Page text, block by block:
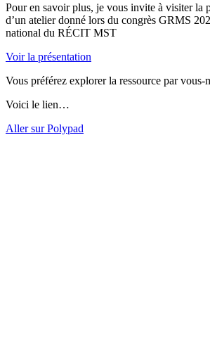
Pour en savoir plus, je vous invite à visiter la
d’un atelier donné lors du congrès GRMS
national du RÉCIT MST
Voir la présentation
Vous préférez explorer la ressource par vous-
Voici le lien…
Aller sur Polypad